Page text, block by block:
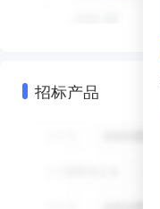
招标产品